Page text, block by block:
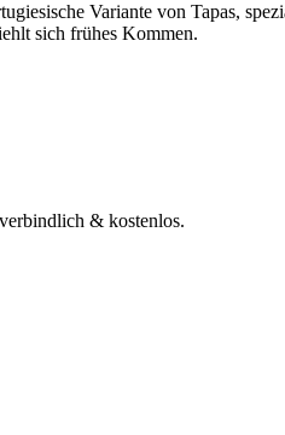
Variante von Tapas,
sich frühes Kommen.
& kostenlos.